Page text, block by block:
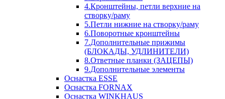
4.Кронштейны, петли верхние на
створку/раму
5.Петли нижние на створку/раму
6.Поворотные кронштейны
7.Дополнительные прижимы
(БЛОКАДЫ, УДЛИНИТЕЛИ)
8.Ответные планки (ЗАЦЕПЫ)
9.Дополнительные элементы
Оснастка ESSE
Оснастка FORNAX
Оснастка WINKHAUS